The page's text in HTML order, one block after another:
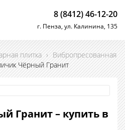
8 (8412) 46-12-20
г. Пенза, ул. Калинина, 135
плитка › Вибропресованная
Чёрный Гранит
Гранит – купить в